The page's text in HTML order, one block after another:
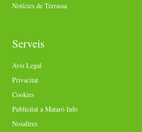
Notícies de Terrassa
Serveis
Avís Legal
Privacitat
Cookies
Publicitat a Mataró Info
Nosaltres